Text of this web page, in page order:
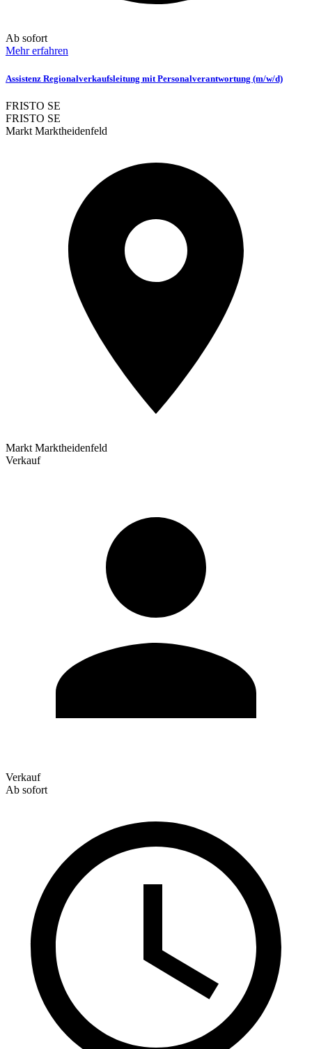
Ab sofort
Mehr erfahren
Assistenz Regionalverkaufsleitung mit Personalverantwortung (m/w/d)
FRISTO SE
FRISTO SE
Markt Marktheidenfeld
Markt Marktheidenfeld
Verkauf
Verkauf
Ab sofort